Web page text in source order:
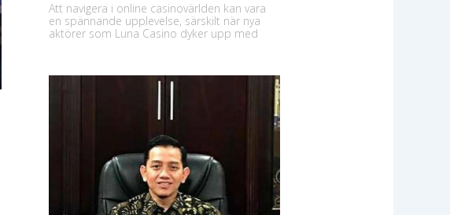
Att navigera i online casinovärlden kan vara
en spännande upplevelse, särskilt när nya
aktörer som Luna Casino dyker upp med